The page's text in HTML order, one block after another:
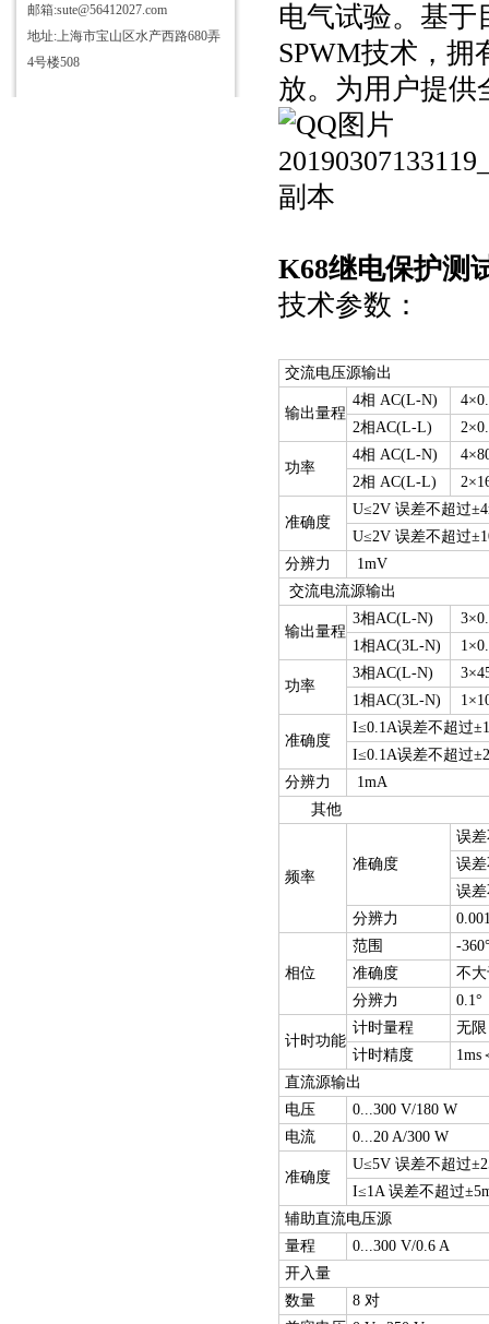
邮箱:sute@56412027.com
地址:上海市宝山区水产西路680弄
4号楼508
电气试验。基于
SPWM技术，
放。为用户提供
K68继电保护测
技术参数：
交流电压源输出
输出量程
4相 AC(L-N)
2相AC(L-L)
功率
4相 AC(L-N)
2相 AC(L-L)
准确度
U≤2V 误差不超过
U≤2V 误差不超过
分辨力
1mV
交流电流源输出
输出量程
3相AC(L-N)
1相AC(3L-N)
功率
3相AC(L-N)
1相AC(3L-N)
准确度
I≤0.1A误差不超过
I≤0.1A误差不超过
分辨力
1mA
其他
频率
准确度
误差
误
误差
分辨力
相位
范围
-
准确度
不大
分辨力
0.1°
计时功能
计时量程
无限
计时精度
1ms
直流源输出
电压
0...300 V/180 W
电流
0...20 A/300 W
准确度
U≤5V 误差不超过
I≤1A 误差不超过
辅助直流电压源
量程
0...300 V/0.6 A
开入量
数量
8 对